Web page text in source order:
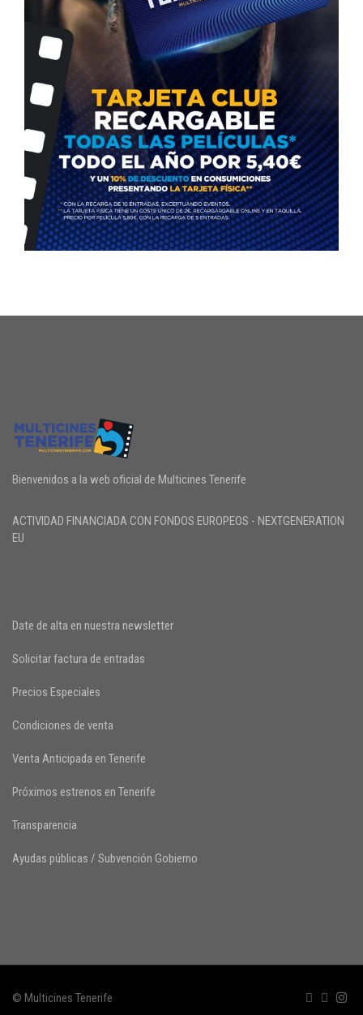
Bienvenidos a la web oficial de Multicines Tenerife
ACTIVIDAD FINANCIADA CON FONDOS EUROPEOS - NEXTGENERATION
EU
Date de alta en nuestra newsletter
Solicitar factura de entradas
Precios Especiales
Condiciones de venta
Venta Anticipada en Tenerife
Próximos estrenos en Tenerife
Transparencia
Ayudas públicas / Subvención Gobierno
© Multicines Tenerife